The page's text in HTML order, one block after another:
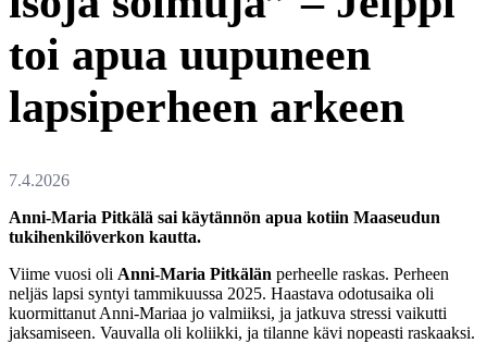
toi apua uupuneen
lapsiperheen arkeen
Anni-Maria Pitkälä sai käytännön apua kotiin Maaseudun
tukihenkilöverkon kautta.
Viime vuosi oli Anni-Maria Pitkälän perheelle raskas. Perheen
neljäs lapsi syntyi tammikuussa 2025. Haastava odotusaika oli
kuormittanut Anni-Mariaa jo valmiiksi, ja jatkuva stressi vaikutti
jaksamiseen. Vauvalla oli koliikki, ja tilanne kävi nopeasti raskaaksi.